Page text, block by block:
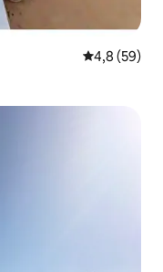
4,8 de uma
4,8 (59)